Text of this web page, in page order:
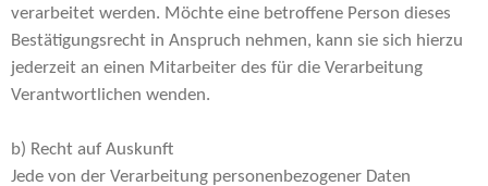
verarbeitet werden. Möchte eine betroffene Person dieses
Bestätigungsrecht in Anspruch nehmen, kann sie sich hierzu
jederzeit an einen Mitarbeiter des für die Verarbeitung
Verantwortlichen wenden.
b) Recht auf Auskunft
Jede von der Verarbeitung personenbezogener Daten